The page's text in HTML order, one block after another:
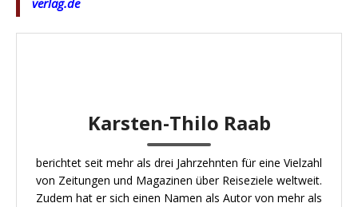
verlag.de
Karsten-Thilo Raab
berichtet seit mehr als drei Jahrzehnten für eine Vielzahl
von Zeitungen und Magazinen über Reiseziele weltweit.
Zudem hat er sich einen Namen als Autor von mehr als